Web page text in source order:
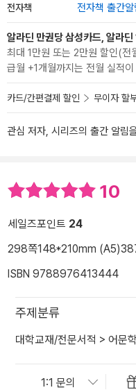
전자책 전자책 출간
알라딘 만권당 삼성카드, 알라
최대 1만원 또는 2만원 할인(
급월 +1개월까지는 전월 실적
카드/간편결제 할인 무이자 할
관심 저자, 시리즈의 출간 알림
10
세일즈포인트 24
298쪽148*210mm (A5)
ISBN 9788976413444
주제분류
대학교재/전문서적 > 어문